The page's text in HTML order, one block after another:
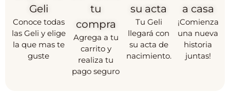
Geli
Conoce todas
las Geli y elige
la que mas te
guste
tu
compra
Agrega a tu
carrito y
realiza tu
pago seguro
su acta
Tu Geli
llegará con
su acta de
nacimiento.
a casa
¡Comienza
una nueva
historia
juntas!